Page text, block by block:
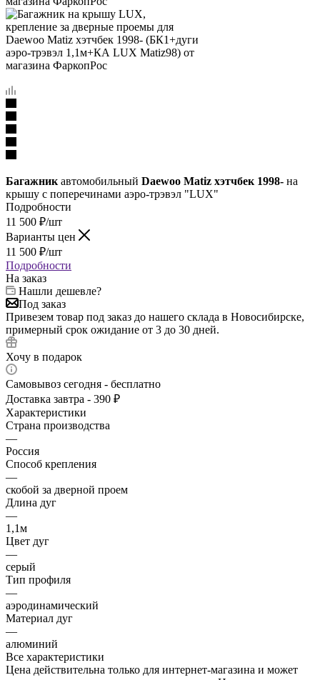
Багажник автомобильный Daewoo Matiz хэтчбек 1998- на
крышу с поперечинами аэро-трэвэл "LUX"
Подробности
11 500 ₽/шт
Варианты цен
11 500 ₽/шт
Подробности
На заказ
Нашли дешевле?
Под заказ
Привезем товар под заказ до нашего склада в Новосибирске,
примерный срок ожидание от 3 до 30 дней.
Хочу в подарок
Самовывоз сегодня - бесплатно
Доставка завтра - 390 ₽
Характеристики
Страна производства
—
Россия
Способ крепления
—
скобой за дверной проем
Длина дуг
—
1,1м
Цвет дуг
—
серый
Тип профиля
—
аэродинамический
Материал дуг
—
алюминий
Все характеристики
Цена действительна только для интернет-магазина и может